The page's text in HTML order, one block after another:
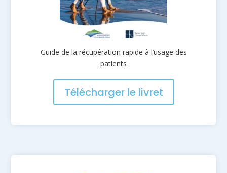
Guide de la récupération rapide à l’usage des
patients
Télécharger le livret